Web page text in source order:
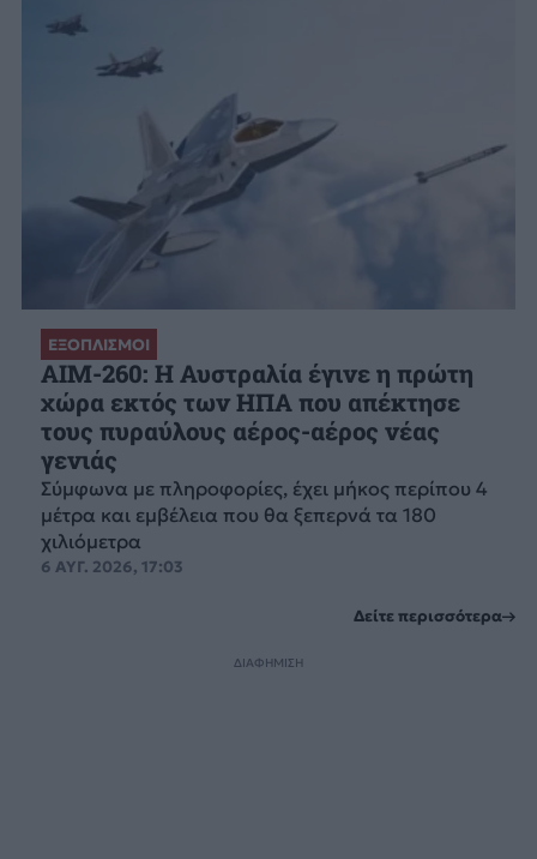
ΕΞΟΠΛΙΣΜΟΙ
AIM-260: Η Αυστραλία έγινε η πρώτη
χώρα εκτός των ΗΠΑ που απέκτησε
τους πυραύλους αέρος-αέρος νέας
γενιάς
Σύμφωνα με πληροφορίες, έχει μήκος περίπου 4
μέτρα και εμβέλεια που θα ξεπερνά τα 180
χιλιόμετρα
6 ΑΥΓ. 2026, 17:03
Δείτε περισσότερα
ΔΙΑΦΗΜΙΣΗ